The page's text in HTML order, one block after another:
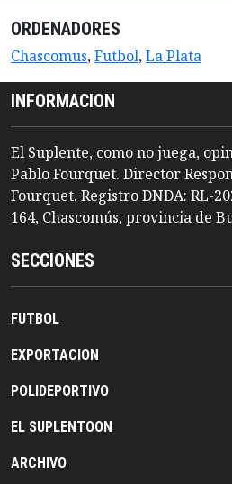
ORDENADORES
Chascomus,Futbol,La Plata
INFORMACION
El Suplente, como no juega,
Pablo Fourquet. Director
Fourquet. Registro DNDA: RL-
164, Chascomús, provincia de
SECCIONES
FUTBOL
EXPORTACION
POLIDEPORTIVO
EL SUPLENTOON
ARCHIVO